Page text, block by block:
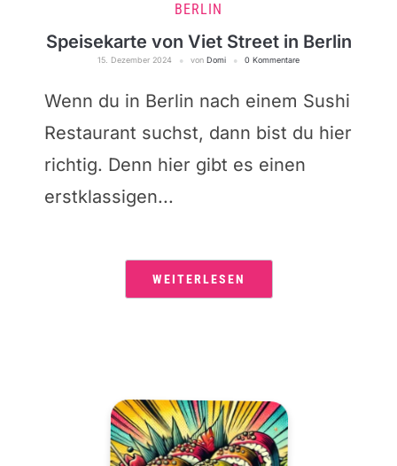
BERLIN
Speisekarte von Viet Street in Berlin
15. Dezember 2024 von Domi 0 Kommentare
Wenn du in Berlin nach einem Sushi
Restaurant suchst, dann bist du hier
richtig. Denn hier gibt es einen
erstklassigen...
WEITERLESEN